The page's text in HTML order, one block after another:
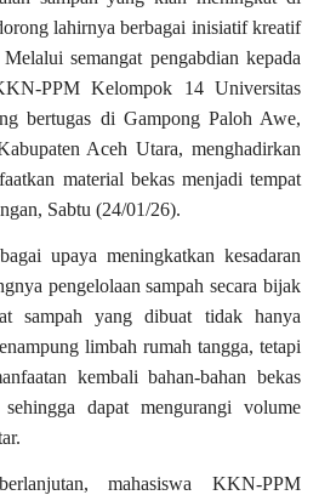
lahirnya berbagai inisiatif kreatif
semangat pengabdian kepada
PPM Kelompok 14 Universitas
bertugas di Gampong Paloh Awe,
Aceh Utara, menghadirkan
material bekas menjadi tempat
Sabtu (24/01/26).
upaya meningkatkan kesadaran
pengelolaan sampah secara bijak
sampah yang dibuat tidak hanya
limbah rumah tangga, tetapi
kembali bahan-bahan bekas
dapat mengurangi volume
mahasiswa KKN-PPM